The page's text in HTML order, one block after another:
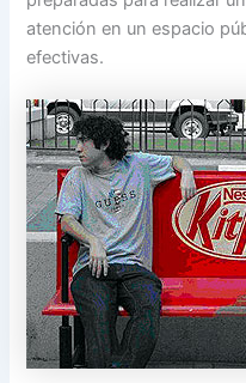
atención en un espacio
efectivas.